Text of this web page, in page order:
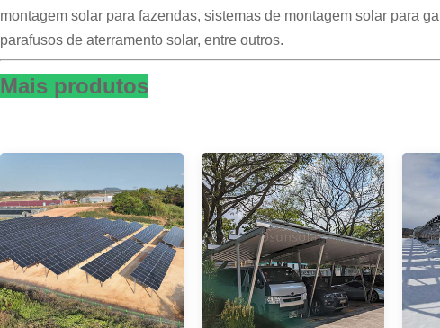
montagem solar para fazendas, sistemas de montagem solar para
parafusos de aterramento solar, entre outros.
Mais produtos